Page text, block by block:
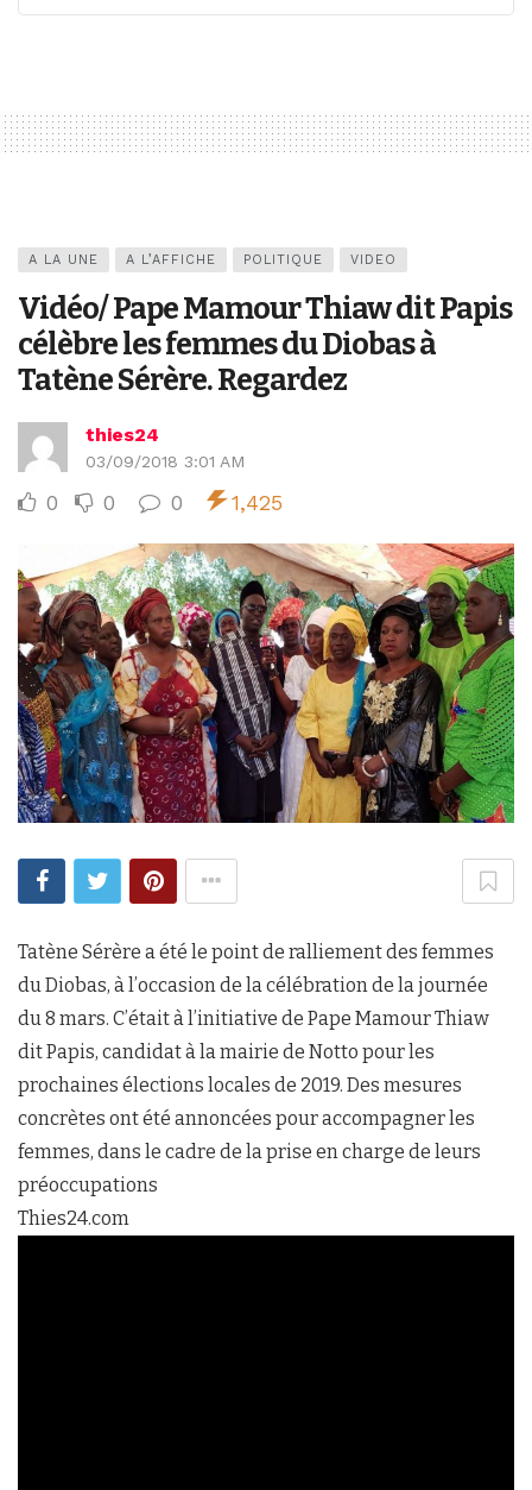
A LA UNE A L’AFFICHE POLITIQUE VIDEO
Vidéo/ Pape Mamour Thiaw dit Papis
célèbre les femmes du Diobas à
Tatène Sérère. Regardez
thies24
03/09/2018 3:01 AM
0 0 0 1,425
Tatène Sérère a été le point de ralliement des femmes
du Diobas, à l’occasion de la célébration de la journée
du 8 mars. C’était à l’initiative de Pape Mamour Thiaw
dit Papis, candidat à la mairie de Notto pour les
prochaines élections locales de 2019. Des mesures
concrètes ont été annoncées pour accompagner les
femmes, dans le cadre de la prise en charge de leurs
préoccupations
Thies24.com